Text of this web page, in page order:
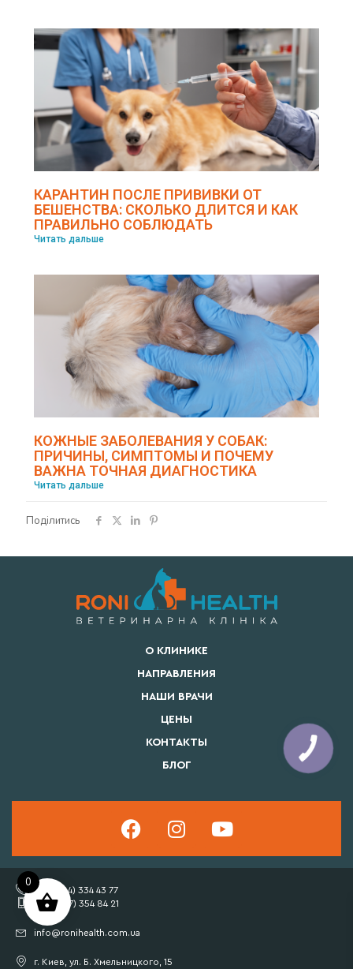
КАРАНТИН ПОСЛЕ ПРИВИВКИ ОТ
БЕШЕНСТВА: СКОЛЬКО ДЛИТСЯ И КАК
ПРАВИЛЬНО СОБЛЮДАТЬ
Читать дальше
КОЖНЫЕ ЗАБОЛЕВАНИЯ У СОБАК:
ПРИЧИНЫ, СИМПТОМЫ И ПОЧЕМУ
ВАЖНА ТОЧНАЯ ДИАГНОСТИКА
Читать дальше
Поділитись
О КЛИНИКЕ
НАПРАВЛЕНИЯ
НАШИ ВРАЧИ
ЦЕНЫ
КОНТАКТЫ
БЛОГ
+38 (044) 334 43 77
+38 (067) 354 84 21
info@ronihealth.com.ua
г. Киев, ул. Б. Хмельницкого, 15
0